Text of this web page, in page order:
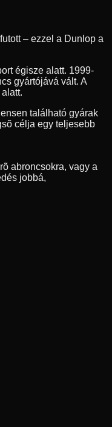
– ezzel a Dunlop a
égisze alatt. 1999-
gyártójává vált. A
található gyárak
célja egy teljesebb
abroncsokra, vagy a
jobbá,